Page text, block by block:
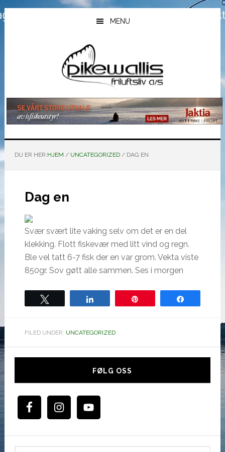
Hopp
til
Hopp
til
Hopp
til
MENU
DU ER HER:HJEM / UNCATEGORIZED /DAG EN
Dag en
Svær svært lite vaking selv om det er en del
klekking. Flott fiskevær med litt vind og regn.
Ble vel tatt 6-7 fisk der en var grom. Vekta viste
850gr. Sov gøtt alle sammen. Ses i morgen
FILED UNDER: UNCATEGORIZED
Hoved
sidebar
FØLG OSS